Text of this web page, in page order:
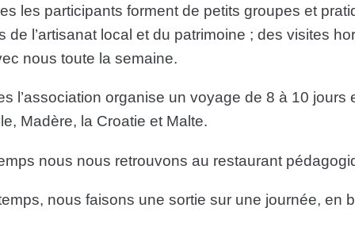
les participants forment de petits groupes et
de l’artisanat local et du patrimoine ; des visites
nous toute la semaine.
l’association organise un voyage de 8 à 10
Madère, la Croatie et Malte.
nous nous retrouvons au restaurant
nous faisons une sortie sur une journée, en